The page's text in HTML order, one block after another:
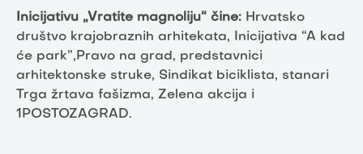
Inicijativu „Vratite magnoliju“ čine: Hrvatsko
društvo krajobraznih arhitekata, Inicijativa “A kad
će park”,Pravo na grad, predstavnici
arhitektonske struke, Sindikat biciklista, stanari
Trga žrtava fašizma, Zelena akcija i
1POSTOZAGRAD.